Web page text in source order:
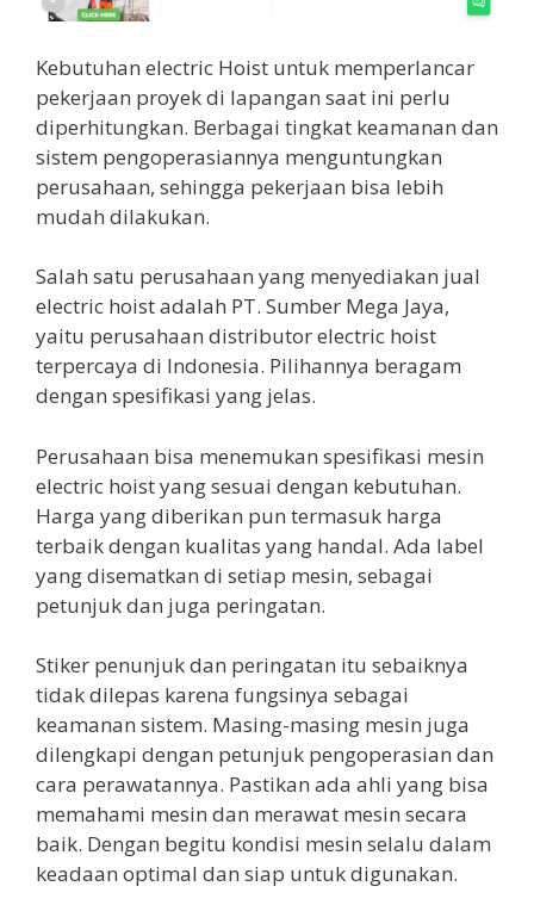
Kebutuhan electric Hoist untuk memperlancar
pekerjaan proyek di lapangan saat ini perlu
diperhitungkan. Berbagai tingkat keamanan dan
sistem pengoperasiannya menguntungkan
perusahaan, sehingga pekerjaan bisa lebih
mudah dilakukan.
Salah satu perusahaan yang menyediakan jual
electric hoist adalah PT. Sumber Mega Jaya,
yaitu perusahaan distributor electric hoist
terpercaya di Indonesia. Pilihannya beragam
dengan spesifikasi yang jelas.
Perusahaan bisa menemukan spesifikasi mesin
electric hoist yang sesuai dengan kebutuhan.
Harga yang diberikan pun termasuk harga
terbaik dengan kualitas yang handal. Ada label
yang disematkan di setiap mesin, sebagai
petunjuk dan juga peringatan.
Stiker penunjuk dan peringatan itu sebaiknya
tidak dilepas karena fungsinya sebagai
keamanan sistem. Masing-masing mesin juga
dilengkapi dengan petunjuk pengoperasian dan
cara perawatannya. Pastikan ada ahli yang bisa
memahami mesin dan merawat mesin secara
baik. Dengan begitu kondisi mesin selalu dalam
keadaan optimal dan siap untuk digunakan.